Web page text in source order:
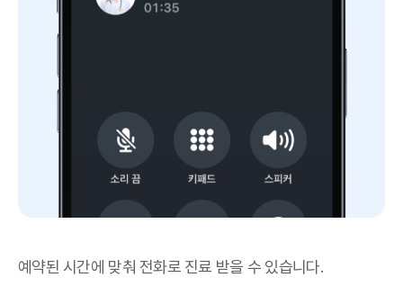
예약된 시간에 맞춰 전화로 진료 받을 수 있습니다.